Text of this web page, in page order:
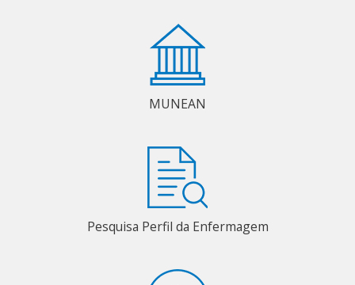
MUNEAN
Pesquisa Perfil da Enfermagem